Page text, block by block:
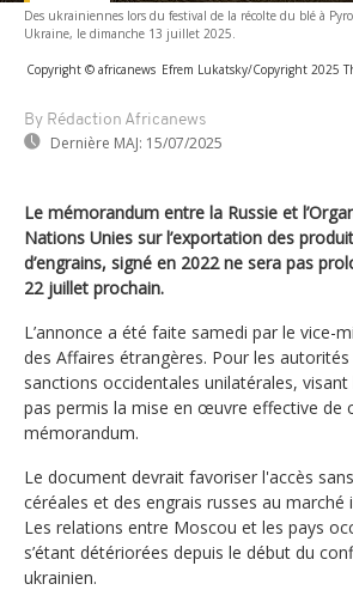
Des ukrainiennes lors du festival de la récolte du blé à
Ukraine, le dimanche 13 juillet 2025.
Copyright © africanews Efrem Lukatsky/Copyright 2025
By Rédaction Africanews
Dernière MAJ: 15/07/2025
Le mémorandum entre la Russie et
Nations Unies sur l’exportation des
d’engrains, signé en 2022 ne sera pas
22 juillet prochain.
L’annonce a été faite samedi par le vice-
des Affaires étrangères. Pour les autorités
sanctions occidentales unilatérales, visant
pas permis la mise en œuvre effective de
mémorandum.
Le document devrait favoriser l'accès
céréales et des engrais russes au marché
Les relations entre Moscou et les pays
s’étant détériorées depuis le début du
ukrainien.